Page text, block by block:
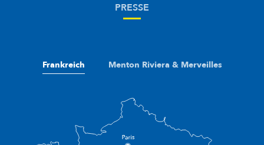
PRESSE
Frankreich Menton Riviera & Merveilles